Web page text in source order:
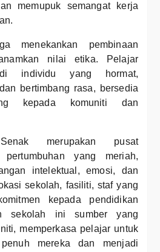
memupuk semangat kerja
menekankan pembinaan
nilai etika. Pelajar
individu yang hormat,
bertimbang rasa, bersedia
kepada komuniti dan
merupakan pusat
yang meriah,
intelektual, emosi, dan
sekolah, fasiliti, staf yang
kepada pendidikan
sekolah ini sumber yang
memperkasa pelajar untuk
mereka dan menjadi